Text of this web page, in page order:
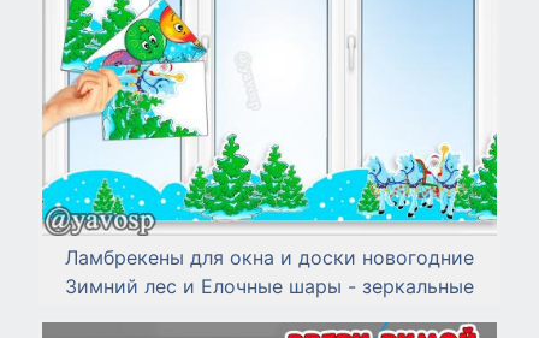
Ламбрекены для окна и доски новогодние
Зимний лес и Елочные шары - зеркальные